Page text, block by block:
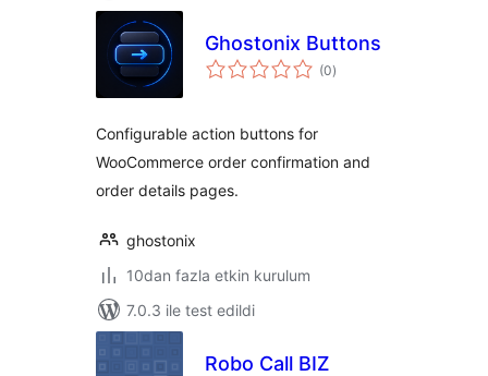
Ghostonix Buttons
(0toplam
puan
)
Configurable action buttons for
WooCommerce order confirmation and
order details pages.
ghostonix
10dan fazla etkin kurulum
7.0.3 ile test edildi
Robo Call BIZ